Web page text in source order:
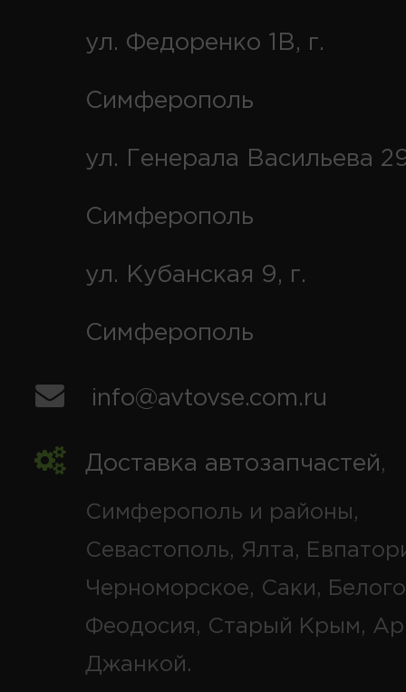
ул. Федоренко 1В, г.
Симферополь
ул. Генерала Васильева
Симферополь
ул. Кубанская 9, г.
Симферополь
info@avtovse.com.ru
Доставка автозапчастей,
Симферополь и районы,
Севастополь, Ялта,
Черноморское, Саки,
Феодосия, Старый Крым,
Джанкой.